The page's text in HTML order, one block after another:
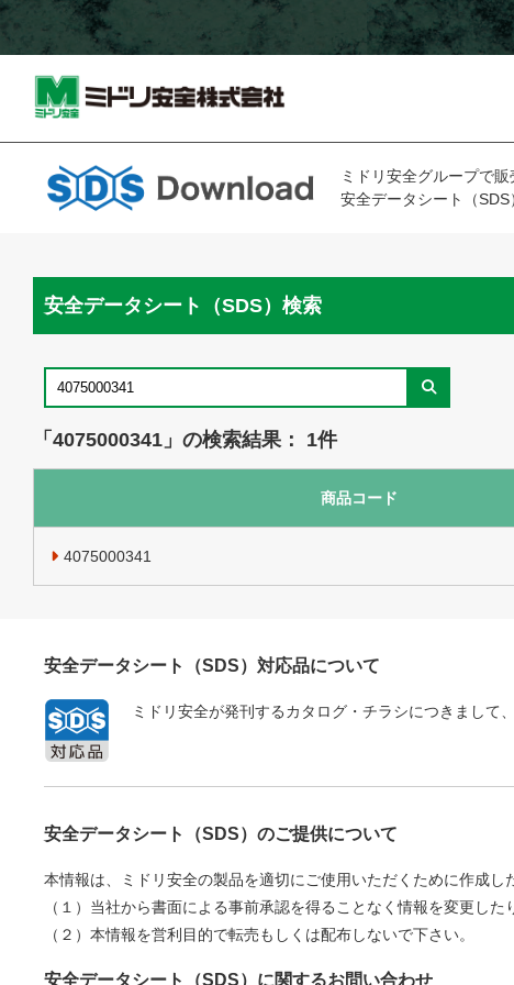
ミドリ安全グループで
安全データシート（SDS
安全データシート（SDS）検索
「4075000341」の検索結果： 1件
商品コード
4075000341
安全データシート（SDS）対応品について
ミドリ安全が発刊するカタログ・チラシにつきまして
安全データシート（SDS）のご提供について
本情報は、ミドリ安全の製品を適切にご使用いただくために作成
（１）当社から書面による事前承認を得ることなく情報を変更した
（２）本情報を営利目的で転売もしくは配布しないで下さい。
安全データシート（SDS）に関するお問い合わせ